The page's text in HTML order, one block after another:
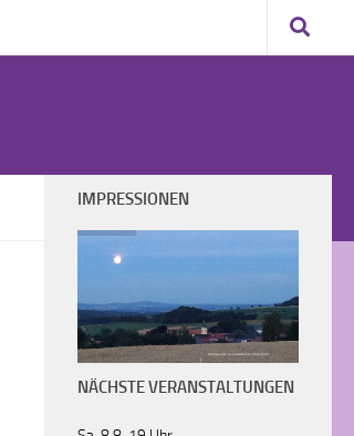
IMPRESSIONEN
Wildenreuth im sommerlichen Abendlicht
NÄCHSTE VERANSTALTUNGEN